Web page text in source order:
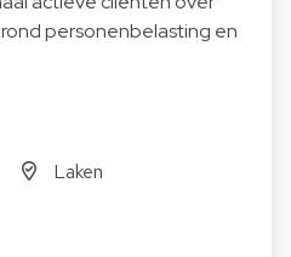
personenbelasting en
Laken